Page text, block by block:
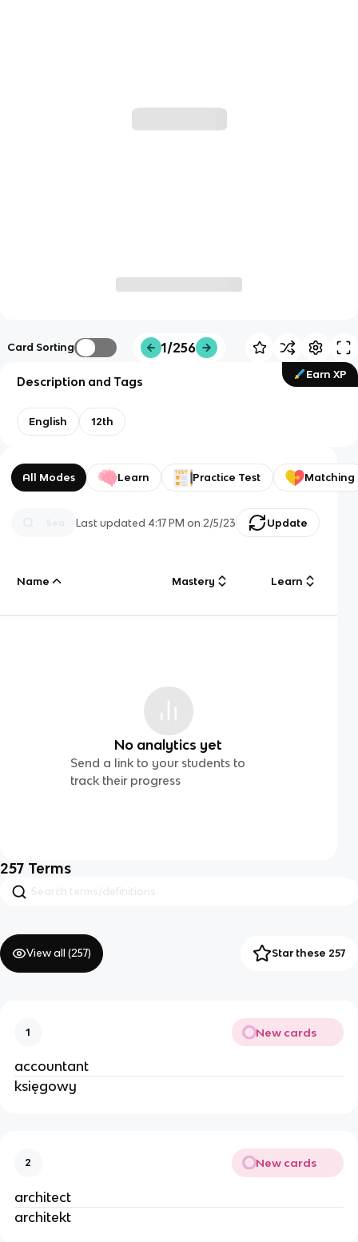
Card Sorting 1/256
Earn XP
Description and Tags
English 12th
All Modes Learn Practice Test Matching
Last updated 4:17 PM on 2/5/23 Update
Name Mastery Learn
No analytics yet
Send a link to your students to
track their progress
257 Terms
View all (257) Star these 257
1 New cards
accountant
księgowy
2 New cards
architect
architekt